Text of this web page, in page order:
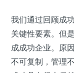
我们通过回顾成
关键性要素。但
成成功企业。原
不可复制，管理